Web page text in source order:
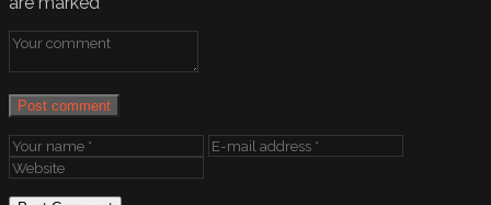
Post comment